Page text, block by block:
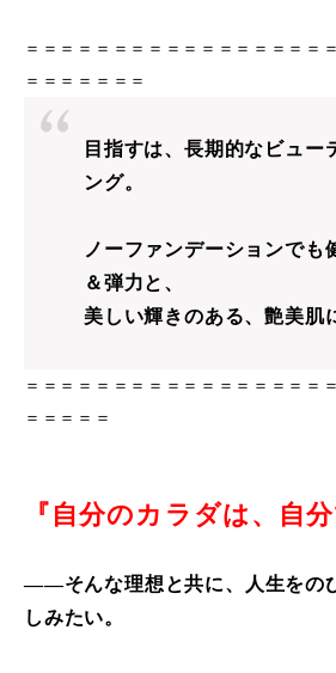
＝＝＝＝＝＝＝＝＝＝＝＝＝＝＝＝＝
＝＝＝＝＝＝＝
目指すは、長期的なビュー
ング。
ノーファンデーションでも
＆弾力と、
美しい輝きのある、艶美肌
＝＝＝＝＝＝＝＝＝＝＝＝＝＝＝＝＝
＝＝＝＝＝
『自分のカラダは、自分
――そんな理想と共に、人生をの
しみたい。